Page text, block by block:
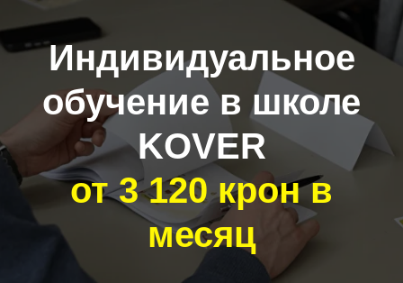
Индивидуальное
обучение в школе
KOVER
от3 120крон в
месяц